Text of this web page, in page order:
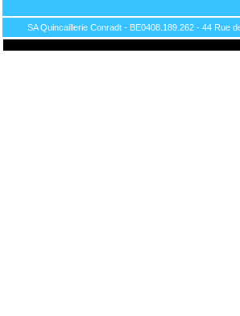
SA Quincaillerie Conradt - BE0408.189.262 - 44 Rue